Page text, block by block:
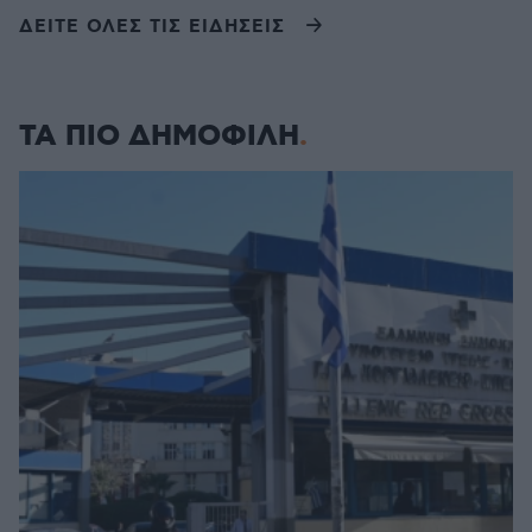
ΔΕΙΤΕ ΟΛΕΣ ΤΙΣ ΕΙΔΗΣΕΙΣ
ΤΑ ΠΙΟ ΔΗΜΟΦΙΛΗ